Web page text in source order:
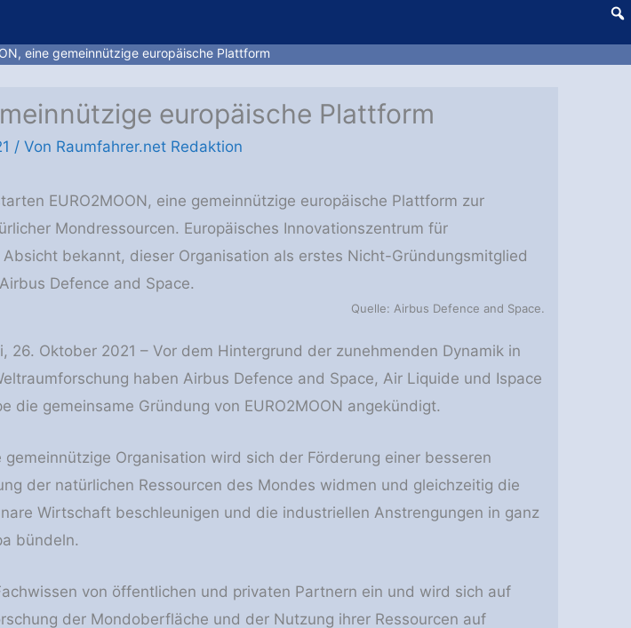
eine gemeinnützige europäische Plattform
europäische Plattform
/ Von Raumfahrer.net Redaktion
EURO2MOON, eine gemeinnützige europäische Plattform zur
Mondressourcen. Europäisches Innovationszentrum für
bekannt, dieser Organisation als erstes Nicht-Gründungsmitglied
Defence and Space.
Quelle: Airbus Defence and Space.
26. Oktober 2021 – Vor dem Hintergrund der zunehmenden Dynamik in
haben Airbus Defence and Space, Air Liquide und Ispace
die gemeinsame Gründung von EURO2MOON angekündigt.
gemeinnützige Organisation wird sich der Förderung einer besseren
der natürlichen Ressourcen des Mondes widmen und gleichzeitig die
Wirtschaft beschleunigen und die industriellen Anstrengungen in ganz
bündeln.
von öffentlichen und privaten Partnern ein und wird sich auf
der Mondoberfläche und der Nutzung ihrer Ressourcen auf